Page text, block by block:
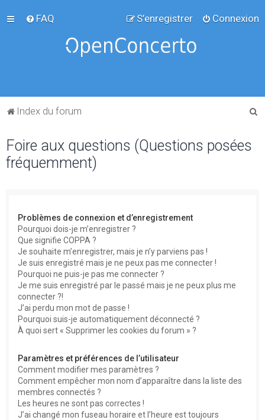
FAQ Connexion
S’enregistrer
Index du forum
Foire aux questions (Questions posées
fréquemment)
Problèmes de connexion et d’enregistrement
Pourquoi dois-je m’enregistrer ?
Que signifie COPPA ?
Je souhaite m’enregistrer, mais je n’y parviens pas !
Je suis enregistré mais je ne peux pas me connecter !
Pourquoi ne puis-je pas me connecter ?
Je me suis enregistré par le passé mais je ne peux plus me
connecter ?!
J’ai perdu mon mot de passe !
Pourquoi suis-je automatiquement déconnecté ?
À quoi sert « Supprimer les cookies du forum » ?
Paramètres et préférences de l’utilisateur
Comment modifier mes paramètres ?
Comment empêcher mon nom d’apparaître dans la liste des
membres connectés ?
Les heures ne sont pas correctes !
J’ai changé mon fuseau horaire et l’heure est toujours